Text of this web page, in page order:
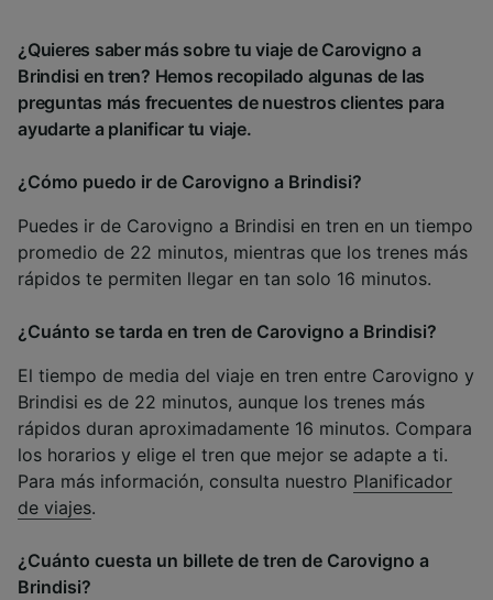
¿Quieres saber más sobre tu viaje de Carovigno a
Brindisi en tren? Hemos recopilado algunas de las
preguntas más frecuentes de nuestros clientes para
ayudarte a planificar tu viaje.
¿Cómo puedo ir de Carovigno a Brindisi?
Puedes ir de Carovigno a Brindisi en tren en un tiempo
promedio de 22 minutos, mientras que los trenes más
rápidos te permiten llegar en tan solo 16 minutos.
¿Cuánto se tarda en tren de Carovigno a Brindisi?
El tiempo de media del viaje en tren entre Carovigno y
Brindisi es de 22 minutos, aunque los trenes más
rápidos duran aproximadamente 16 minutos. Compara
los horarios y elige el tren que mejor se adapte a ti.
Para más información, consulta nuestro Planificador
de viajes.
¿Cuánto cuesta un billete de tren de Carovigno a
Brindisi?